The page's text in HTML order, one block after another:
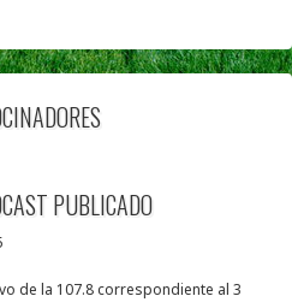
PUBLICADO
de la 107.8 correspondiente al 3